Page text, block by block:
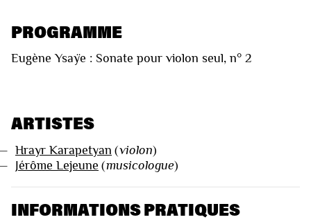
PROGRAMME
Eugène Ysaÿe : Sonate pour violon seul, n° 2
ARTISTES
Hrayr Karapetyan (violon)
Jérôme Lejeune (musicologue)
INFORMATIONS PRATIQUES